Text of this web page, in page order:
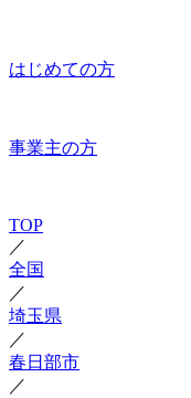
はじめての方
事業主の方
TOP
／
全国
／
埼玉県
／
春日部市
／